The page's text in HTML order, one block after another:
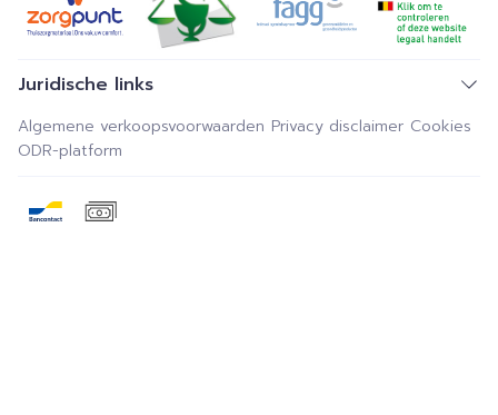
Juridische links
Algemene verkoopsvoorwaarden Privacy disclaimer Cookies
ODR-platform